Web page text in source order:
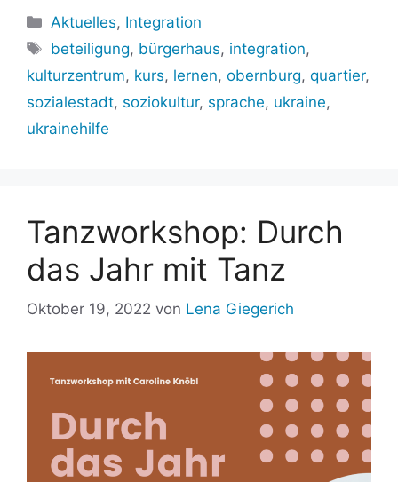
Kategorien
Aktuelles, Integration
Schlagwörter
beteiligung, bürgerhaus, integration,
kulturzentrum, kurs, lernen, obernburg, quartier,
sozialestadt, soziokultur, sprache, ukraine,
ukrainehilfe
Tanzworkshop: Durch
das Jahr mit Tanz
Oktober 19, 2022 von Lena Giegerich